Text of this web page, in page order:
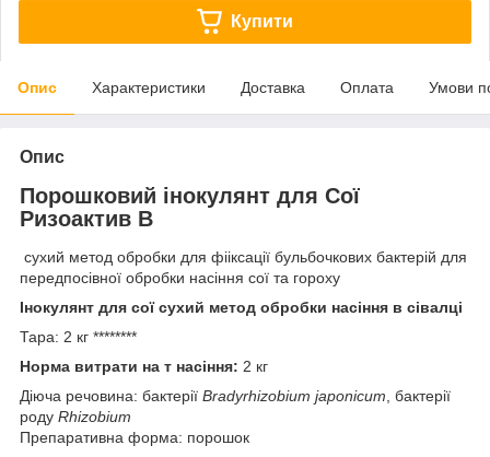
Купити
Опис Характеристики Доставка Оплата Умови
Опис
Порошковий інокулянт для Сої
Ризоактив В
сухий метод обробки для фііксації бульбочкових бактерій для
передпосівної обробки насіння сої та гороху
Інокулянт для сої сухий метод обробки насіння в сівалці
Тара: 2 кг ********
Норма витрати на т насіння: 2 кг
Діюча речовина: бактерії Bradyrhizobium japonicum, бактерії
роду Rhizobium
Препаративна форма: порошок